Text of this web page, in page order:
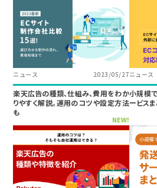
ニュース 2023/05/27ニュース
楽天広告の種類、仕組み、費用をわか
りやすく解説。運用のコツや設定方法
も
NEW!
小規模
ービスま